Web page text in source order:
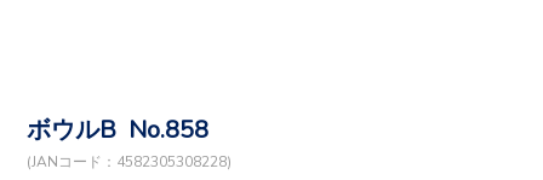
ボウルB No.858
(JANコード：4582305308228)